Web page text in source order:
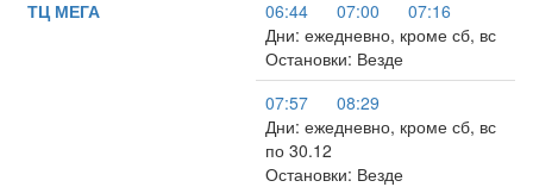
ТЦ МЕГА
06:44 07:00
07:16
Дни: ежедневно, кроме сб, вс
Остановки: Везде
07:57
08:29
Дни: ежедневно, кроме сб, вс
по 30.12
Остановки: Везде